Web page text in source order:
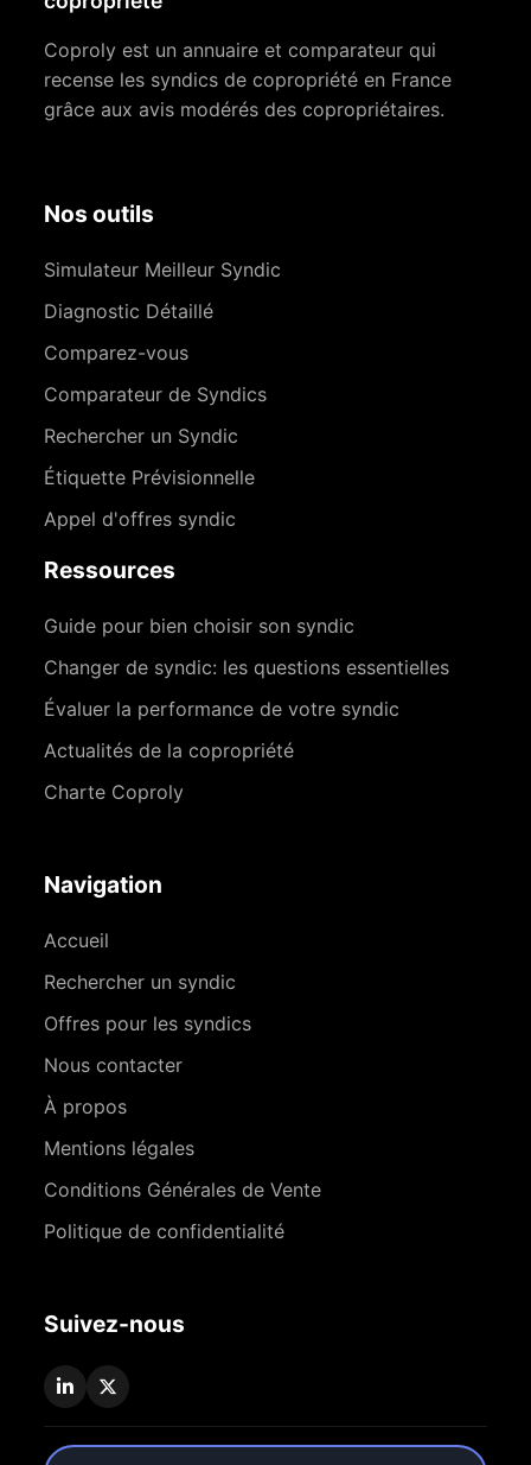
Coproly est un annuaire et comparateur qui
recense les syndics de copropriété en France
grâce aux avis modérés des copropriétaires.
Nos outils
Simulateur Meilleur Syndic
Diagnostic Détaillé
Comparez-vous
Comparateur de Syndics
Rechercher un Syndic
Étiquette Prévisionnelle
Appel d'offres syndic
Ressources
Guide pour bien choisir son syndic
Changer de syndic: les questions essentielles
Évaluer la performance de votre syndic
Actualités de la copropriété
Charte Coproly
Navigation
Accueil
Rechercher un syndic
Offres pour les syndics
Nous contacter
À propos
Mentions légales
Conditions Générales de Vente
Politique de confidentialité
Suivez-nous